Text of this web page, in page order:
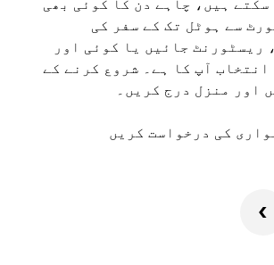
سے ہوٹل تک کے سفر کی
ریسٹورنٹ جائیں یا کوئی اور
آپ کا ہے۔ شروع کرنے کے
اور منزل درج کریں۔